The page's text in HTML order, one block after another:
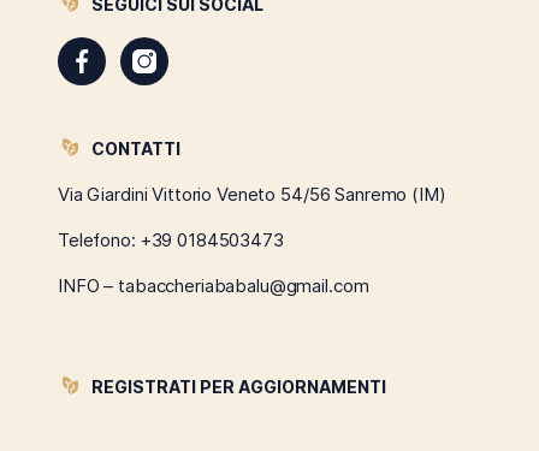
SEGUICI SUI SOCIAL
CONTATTI
Via Giardini Vittorio Veneto 54/56 Sanremo (IM)
Telefono: +39 0184503473
INFO – tabaccheriababalu@gmail.com
REGISTRATI PER AGGIORNAMENTI